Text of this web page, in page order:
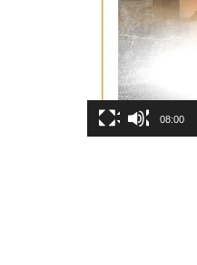
08:00